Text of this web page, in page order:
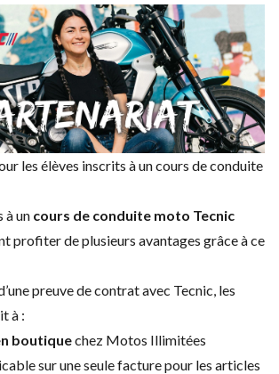
les élèves inscrits à un cours de conduite
à un cours de conduite moto Tecnic
profiter de plusieurs avantages grâce à ce
preuve de contrat avec Tecnic, les
à :
boutiquechez Motos Illimitées
sur une seule facture pour les articles